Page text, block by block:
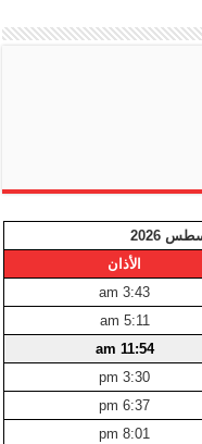
الأذان
3:43 am
5:11 am
11:54 am
3:30 pm
6:37 pm
8:01 pm